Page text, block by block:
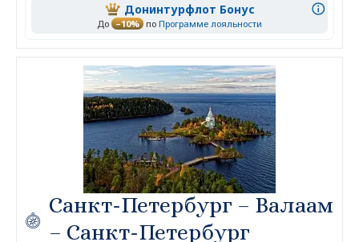
Донинтурфлот Бонус
До –10% по Программе лояльности
Санкт-Петербург – Валаам
– Санкт-Петербург